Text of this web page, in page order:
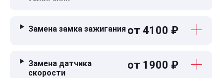
Замена замка зажигания от 4100 ₽
Замена датчика
скорости
от 1900 ₽